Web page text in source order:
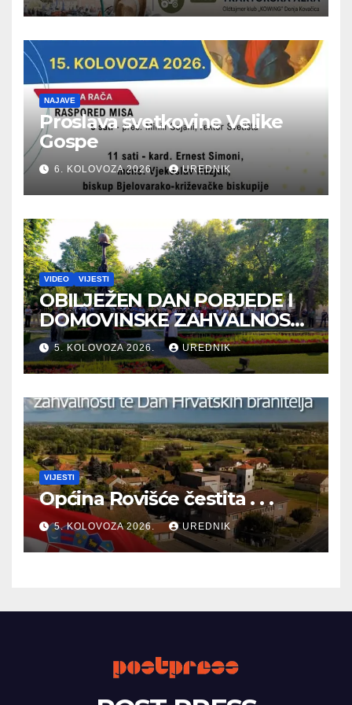
NAJAVE
Proslava svetkovine Velike
Gospe
6. KOLOVOZA 2026. UREDNIK
VIDEO VIJESTI
OBILJEŽEN DAN POBJEDE I
DOMOVINSKE ZAHVALNOSTI
TE DAN HRVATSKIH
BRANITELJA
5. KOLOVOZA 2026. UREDNIK
VIJESTI
Općina Rovišće čestita . . .
5. KOLOVOZA 2026. UREDNIK